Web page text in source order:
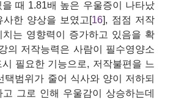
때 1.81배 높은 우울증이 나타났
사한 양상을 보였고[16], 점점 저작
치는 영향력이 증가하고 있음을 확
의 저작능력은 사람이 필수영양소
필요한 기능으로, 저작불편을 느
택범위가 줄어 식사와 양이 저하되
그로 인해 우울감이 상승하는데